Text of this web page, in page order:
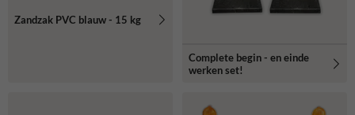
Zandzak PVC blauw - 15 kg
Complete begin - en einde
werken set!